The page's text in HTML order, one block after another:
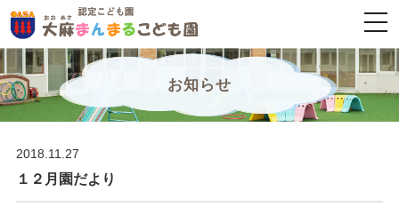
お知らせ
2018.11.27
１２月園だより